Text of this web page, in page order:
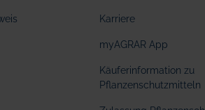
Karriere
myAGRAR App
Käuferinformation zu
Pflanzenschutzmitteln